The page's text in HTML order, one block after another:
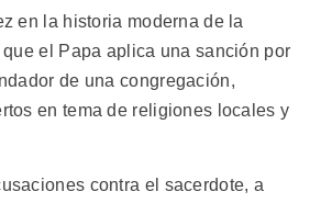
en la historia moderna de la
el Papa aplica una sanción por
de una congregación,
en tema de religiones locales y
contra el sacerdote, a